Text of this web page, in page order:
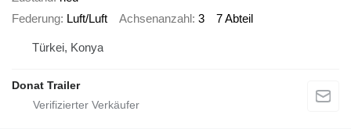
Federung Luft/Luft Achsenanzahl 3 7 Abteil
Türkei, Konya
Donat Trailer